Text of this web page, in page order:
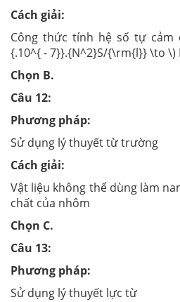
Cách giải:
Công thức tính hệ số tự cảm
{.10^{ - 7}}.{N^2}S/{\rm{l}} \to \)
Chọn B.
Câu 12:
Phương pháp:
Sử dụng lý thuyết từ trường
Cách giải:
Vật liệu không thể dùng làm
chất của nhôm
Chọn C.
Câu 13:
Phương pháp:
Sử dụng lý thuyết lực từ